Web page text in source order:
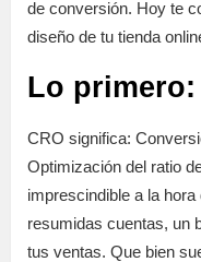
de conversión. Hoy te
diseño de tu tienda
Lo primero:
CRO significa:
Optimización del ratio
imprescindible a la
resumidas cuentas, un
tus ventas. Que bien